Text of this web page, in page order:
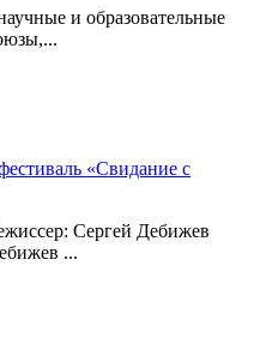
и образовательные
«Свидание с
Сергей Дебижев
...